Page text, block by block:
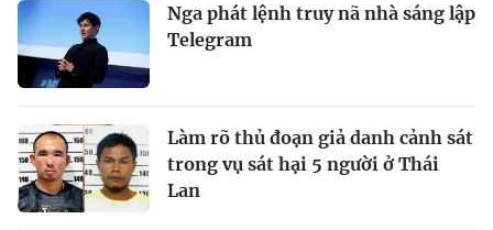
Nga phát lệnh truy nã nhà sáng lập
Telegram
Làm rõ thủ đoạn giả danh cảnh sát
trong vụ sát hại 5 người ở Thái
Lan